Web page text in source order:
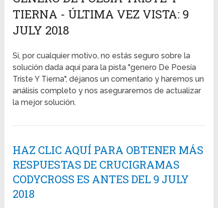
TIERNA - ÚLTIMA VEZ VISTA: 9
JULY 2018
Si, por cualquier motivo, no estás seguro sobre la
solución dada aquí para la pista "genero De Poesía
Triste Y Tierna", déjanos un comentario y haremos un
análisis completo y nos aseguraremos de actualizar
la mejor solución.
HAZ CLIC AQUÍ PARA OBTENER MÁS
RESPUESTAS DE CRUCIGRAMAS
CODYCROSS ES ANTES DEL 9 JULY
2018